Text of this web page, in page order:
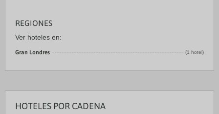
REGIONES
Ver hoteles en:
Gran Londres (1 hotel)
HOTELES POR CADENA